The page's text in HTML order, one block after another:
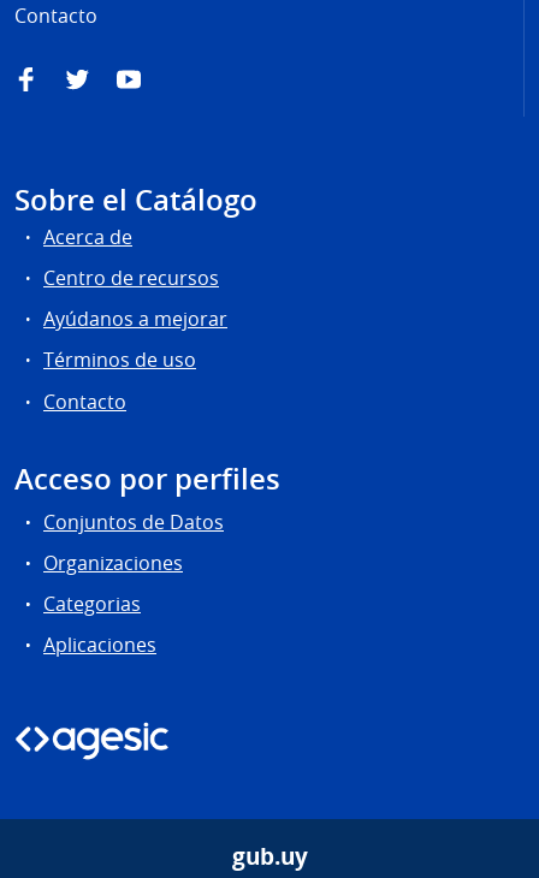
Contacto
FacebookTwitterYouTube
Sobre el Catálogo
Acerca de
Centro de recursos
Ayúdanos a mejorar
Términos de uso
Contacto
Acceso por perfiles
Conjuntos de Datos
Organizaciones
Categorias
Aplicaciones
gub.uy